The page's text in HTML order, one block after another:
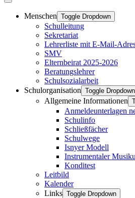
Menschen Toggle Dropdown
Schulleitung
Sekretariat
Lehrerliste mit E-Mail-
SMV
Elternbeirat 2025-2026
Beratungslehrer
Schulsozialarbeit
Schulorganisation Toggle Dropdown
Allgemeine Informationen
Anmeldeunterlagen
Schulinfo
Schließfächer
Schulwege
Isnyer Modell
Instrumentaler
Konditest
Leitbild
Kalender
Links Toggle Dropdown